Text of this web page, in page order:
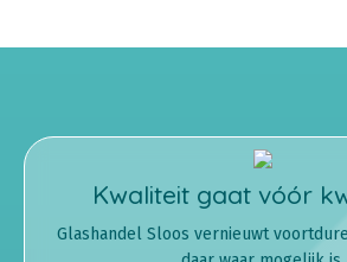
Kwaliteit gaat vóór
Glashandel Sloos vernieuwt